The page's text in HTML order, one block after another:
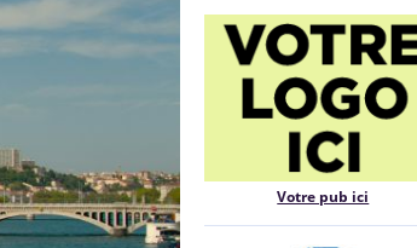
Votre pub ici